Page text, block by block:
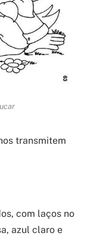
transmitem
com laços no
azul claro e